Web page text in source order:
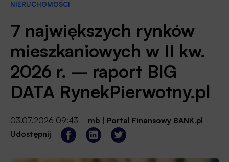
NIERUCHOMOŚCI
7 największych rynków
mieszkaniowych w II kw.
2026 r. – raport BIG
DATA RynekPierwotny.pl
03.07.2026 09:43 mb
Portal Finansowy BANK.pl
Udostępnij